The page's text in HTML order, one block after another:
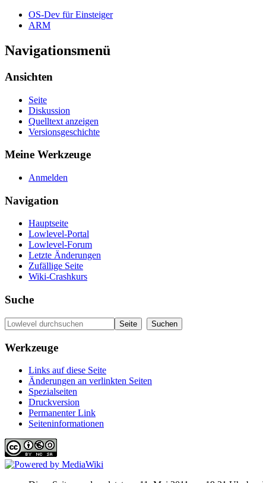
OS-Dev für Einsteiger
ARM
Navigationsmenü
Ansichten
Seite
Diskussion
Quelltext anzeigen
Versionsgeschichte
Meine Werkzeuge
Anmelden
Navigation
Hauptseite
Lowlevel-Portal
Lowlevel-Forum
Letzte Änderungen
Zufällige Seite
Wiki-Crashkurs
Suche
Werkzeuge
Links auf diese Seite
Änderungen an verlinkten Seiten
Spezialseiten
Druckversion
Permanenter Link
Seiten­informationen